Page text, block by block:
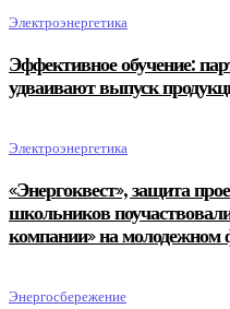
Электроэнергетика
Эффективное обучение:
удваивают выпуск
Электроэнергетика
«Энергоквест», защита
школьников
компании» на молодежном
Энергосбережение